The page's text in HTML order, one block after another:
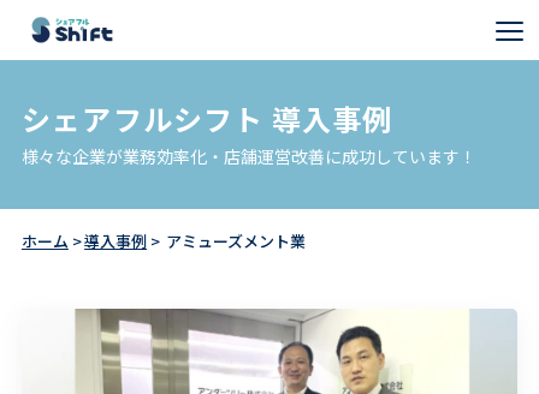
シェアフルシフト 導入事例
様々な企業が業務効率化・店舗運営改善に成功しています！
ホーム 導入事例 アミューズメント業